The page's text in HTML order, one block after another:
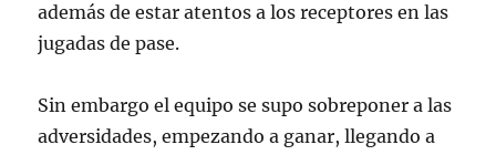
además de estar atentos a los receptores en las
jugadas de pase.
Sin embargo el equipo se supo sobreponer a las
adversidades, empezando a ganar, llegando a